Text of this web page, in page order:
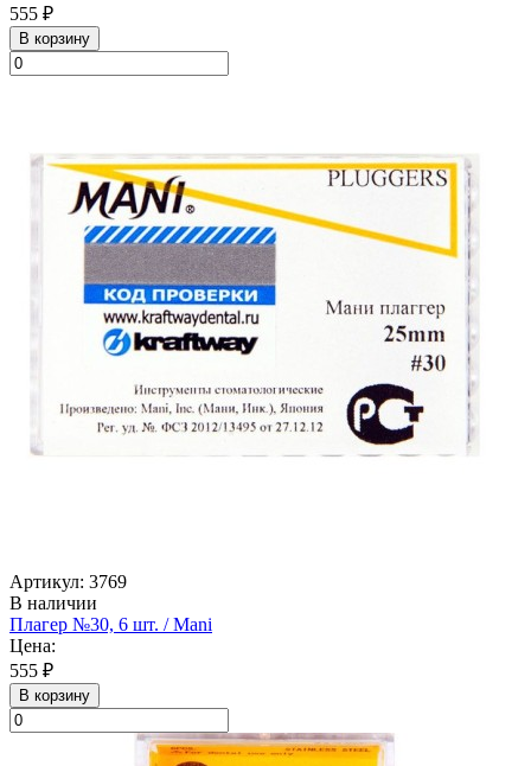
555 ₽
В корзину
Артикул: 3769
В наличии
Плагер №30, 6 шт. / Mani
Цена:
555 ₽
В корзину